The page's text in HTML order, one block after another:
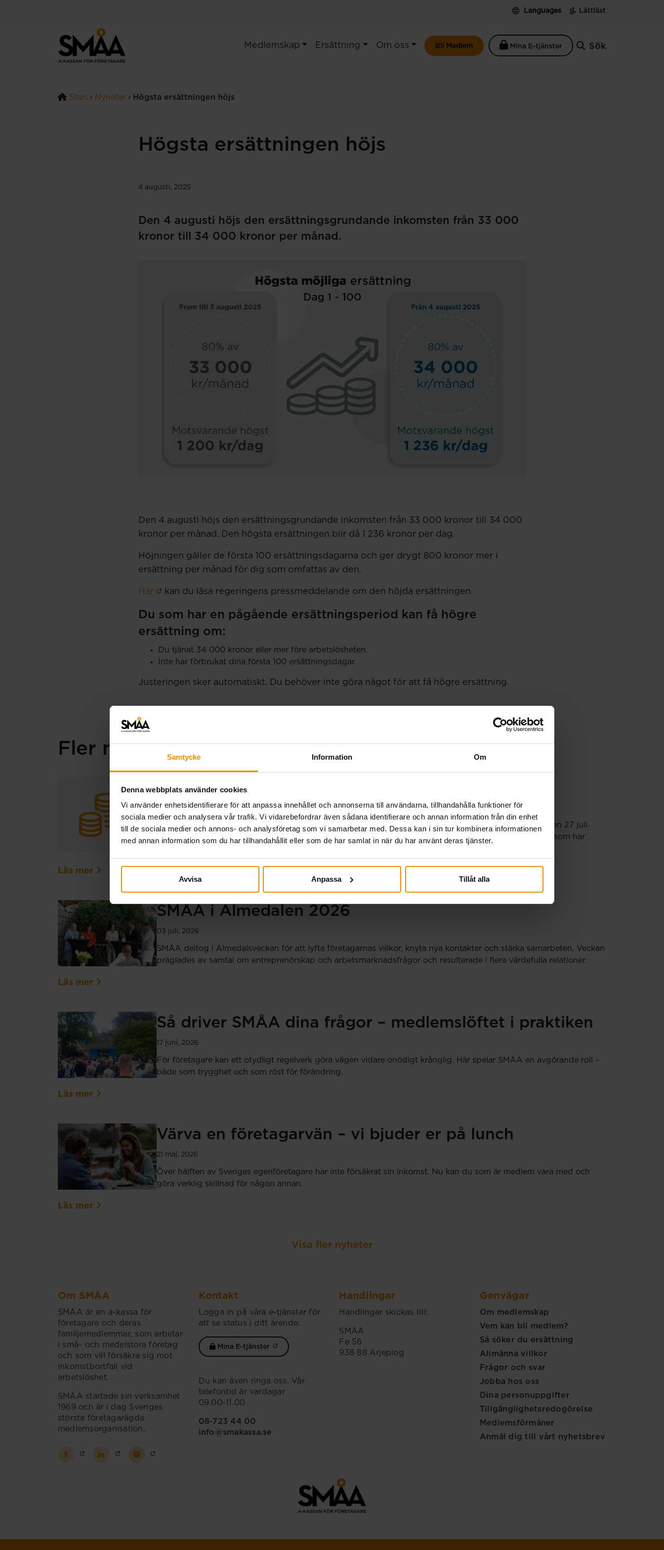
Samtycke Information Om
Denna webbplats använder cookies
Vi använder enhetsidentifierare för att anpassa innehållet och annonserna till användarna, tillhandahålla funktioner för
sociala medier och analysera vår trafik. Vi vidarebefordrar även sådana identifierare och annan information från din enhet
till de sociala medier och annons- och analysföretag som vi samarbetar med. Dessa kan i sin tur kombinera informationen
med annan information som du har tillhandahållit eller som de har samlat in när du har använt deras tjänster.
Avvisa Anpassa Tillåt alla
Languages Lättläst
Medlemskap Ersättning Om oss Bli Medlem Mina E-tjänster Sök
Start › Nyheter › Högsta ersättningen höjs
Högsta ersättningen höjs
4 augusti, 2025
Den 4 augusti höjs den ersättningsgrundande inkomsten från 33 000
kronor till 34 000 kronor per månad.
Den 4 augusti höjs den ersättningsgrundande inkomsten från 33 000 kronor till 34 000
kronor per månad. Den högsta ersättningen blir då 1 236 kronor per dag.
Höjningen gäller de första 100 ersättningsdagarna och ger drygt 800 kronor mer i
ersättning per månad för dig som omfattas av den.
Här kan du läsa regeringens pressmeddelande om den höjda ersättningen.
Du som har en pågående ersättningsperiod kan få högre
ersättning om:
Du tjänat 34 000 kronor eller mer före arbetslösheten.
Inte har förbrukat dina första 100 ersättningsdagar.
Justeringen sker automatiskt. Du behöver inte göra något för att få högre ersättning.
Fler nyheter
Extra utbetalning 27 juli.
20 juli, 2026
På grund av en teknisk störning i a-kassornas gemensamma system genomförs en extra utbetalning den 27 juli.
Den ordinarie utbetalningen på torsdag sker som vanligt för alla tidrapporter och månadsansökningar som har
Läs mer
SMÅA i Almedalen 2026
03 juli, 2026
SMÅA deltog i Almedalsveckan för att lyfta företagarnas villkor, knyta nya kontakter och stärka samarbeten. Veckan
präglades av samtal om entreprenörskap och arbetsmarknadsfrågor och resulterade i flera värdefulla relationer.
Läs mer
Så driver SMÅA dina frågor – medlemslöftet i praktiken
17 juni, 2026
För företagare kan ett otydligt regelverk göra vägen vidare onödigt krånglig. Här spelar SMÅA en avgörande roll –
både som trygghet och som röst för förändring.
Läs mer
Värva en företagarvän – vi bjuder er på lunch
21 maj, 2026
Över hälften av Sveriges egenföretagare har inte försäkrat sin inkomst. Nu kan du som är medlem vara med och
göra verklig skillnad för någon annan.
Läs mer
Visa fler nyheter
Om SMÅA
SMÅA är en a-kassa för
företagare och deras
familjemedlemmar, som arbetar
i små- och medelstora företag
och som vill försäkra sig mot
inkomstbortfall vid
arbetslöshet.
SMÅA startade sin verksamhet
1969 och är i dag Sveriges
största företagarägda
medlemsorganisation.
Kontakt
Logga in på våra e-tjänster för
att se status i ditt ärende:
Mina E-tjänster
Du kan även ringa oss. Vår
telefontid är vardagar
09.00-11.00
08-723 44 00
info@smakassa.se
Handlingar
Handlingar skickas till:
SMÅA
Fe 56
938 88 Arjeplog
Genvägar
Om medlemskap
Vem kan bli medlem?
Så söker du ersättning
Allmänna villkor
Frågor och svar
Jobba hos oss
Dina personuppgifter
Tillgänglighetsredogörelse
Medlemsförmåner
Anmäl dig till vårt nyhetsbrev